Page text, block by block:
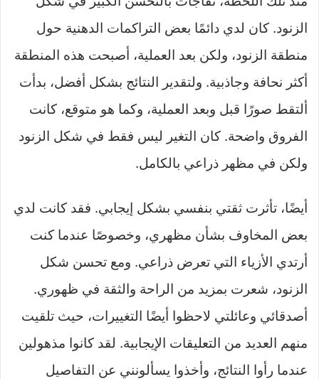
الزنود. كان لدي دائمًا بعض التراكمات الدهنية حول
منطقة الزنود، ولكن بعد العملية، أصبحت هذه المنطقة
أكثر نحافة وجاذبية. ولتقدير النتائج بشكل أفضل، بدأت
ألتقط صورًا قبل وبعد العملية، وكما هو متوقع، كانت
الفروق واضحة. كان التغير ليس فقط في شكل الزنود
ولكن في مظهر ذراعي بالكامل.
أيضًا، تأثرت ثقتي بنفسي بشكل إيجابي. فقد كانت لدي
بعض المخاوف بشأن مظهري، وخصوصًا عندما كنت
أرتدي الأزياء التي تعرض ذراعي. ومع تحسن شكل
الزنود، شعرت بمزيد من الراحة والثقة في ظهوري.
أصدقائي وعائلتي لاحظوا أيضًا التغييرات، حيث تلقيت
منهم العديد من التعليقات الإيجابية. لقد كانوا مذهولين
عندما رأوا النتائج، وأخذوا يسألونني عن التفاصيل